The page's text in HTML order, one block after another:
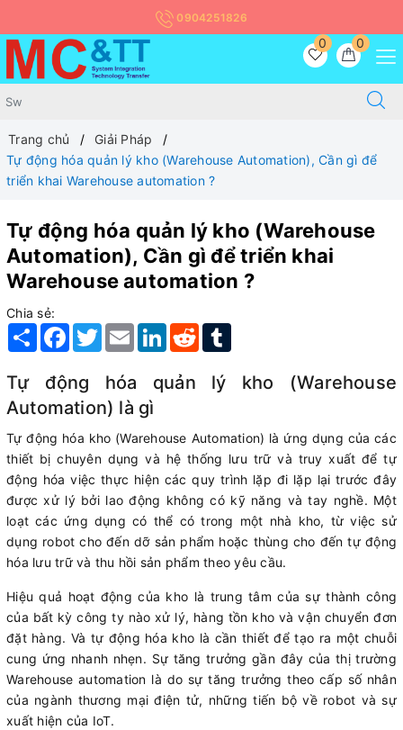
0904251826
0
0
Trang chủ
Giải Pháp
Tự động hóa quản lý kho (Warehouse Automation), Cần gì để
triển khai Warehouse automation ?
Tự động hóa quản lý kho (Warehouse
Automation), Cần gì để triển khai
Warehouse automation ?
Chia sẻ:
Share Facebook
TwitterEmail LinkedInReddit
Tự động hóa quản lý kho (Warehouse
Automation) là gì
Tự động hóa kho (Warehouse Automation) là ứng dụng của các
thiết bị chuyên dụng và hệ thống lưu trữ và truy xuất để tự
động hóa việc thực hiện các quy trình lặp đi lặp lại trước đây
được xử lý bởi lao động không có kỹ năng và tay nghề. Một
loạt các ứng dụng có thể có trong một nhà kho, từ việc sử
dụng robot cho đến dỡ sản phẩm hoặc thùng cho đến tự động
hóa lưu trữ và thu hồi sản phẩm theo yêu cầu.
Hiệu quả hoạt động của kho là trung tâm của sự thành công
của bất kỳ công ty nào xử lý, hàng tồn kho và vận chuyển đơn
đặt hàng. Và tự động hóa kho là cần thiết để tạo ra một chuỗi
cung ứng nhanh nhẹn. Sự tăng trưởng gần đây của thị trường
Warehouse automation là do sự tăng trưởng theo cấp số nhân
của ngành thương mại điện tử, những tiến bộ về robot và sự
xuất hiện của IoT.